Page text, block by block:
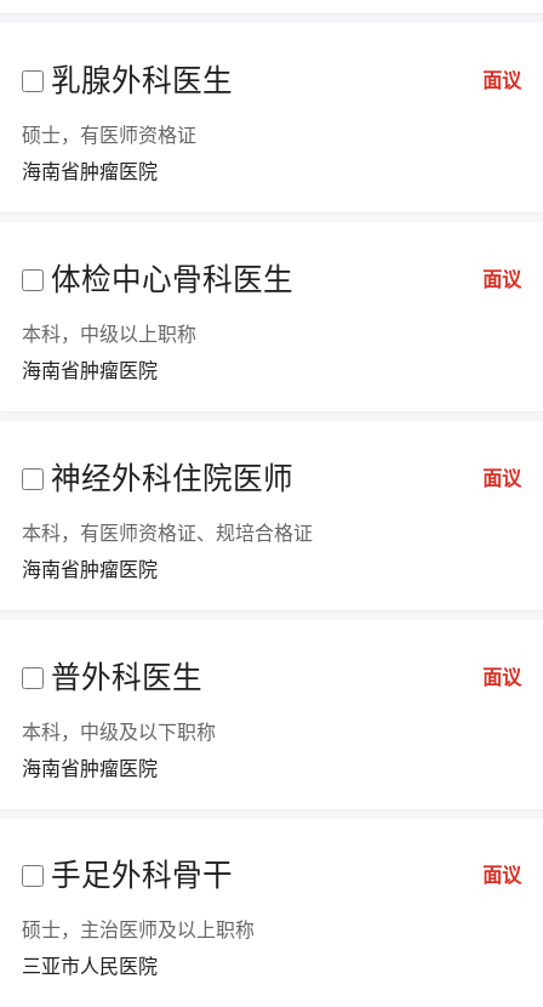
乳腺外科医生 面议
硕士，有医师资格证
海南省肿瘤医院
体检中心骨科医生 面议
本科，中级以上职称
海南省肿瘤医院
神经外科住院医师 面议
本科，有医师资格证、规培合格证
海南省肿瘤医院
普外科医生 面议
本科，中级及以下职称
海南省肿瘤医院
手足外科骨干 面议
硕士，主治医师及以上职称
三亚市人民医院